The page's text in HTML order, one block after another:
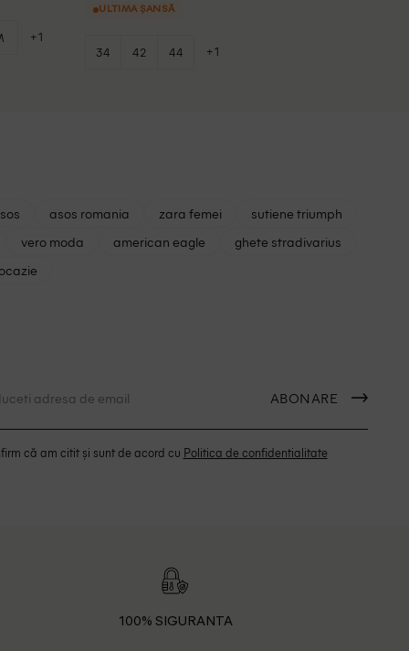
+1
ULTIMA ȘANSĂ
34 42 44 +1
asos romania zara femei
sutiene triumph
vero moda american eagle
ghete stradivarius
ABONARE
că am citit și sunt de acord cu Politica de confidentialitate
100% SIGURANTA